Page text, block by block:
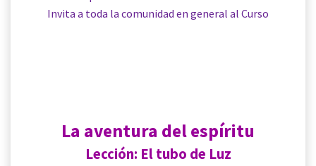
Invita a toda la comunidad en general al Curso
La aventura del espíritu
Lección: El tubo de Luz